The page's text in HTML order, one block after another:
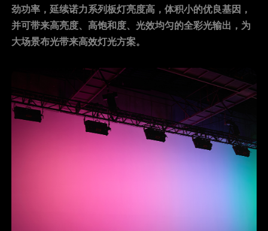
劲功率，延续诺力系列板灯亮度高，体积小的优良基因，
并可带来高亮度、高饱和度、光效均匀的全彩光输出，为
大场景布光带来高效灯光方案。